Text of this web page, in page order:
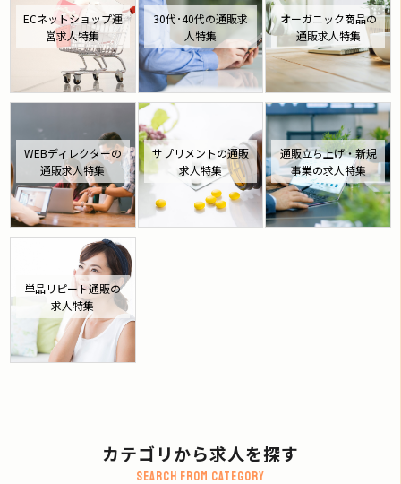
ECネットショップ運
営求人特集
30代･40代の通販求
人特集
オーガニック商品の
通販求人特集
WEBディレクターの
通販求人特集
サプリメントの通販
求人特集
通販立ち上げ・新規
事業の求人特集
単品リピート通販の
求人特集
カテゴリから求人を探す
Search from category